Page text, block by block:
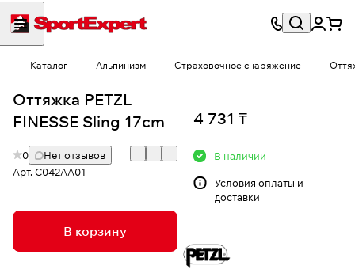
Каталог Альпинизм Страховочное снаряжение
Оттяжка PETZL
FINESSE Sling 17cm
0
Нет отзывов
Арт.C042AA01
В корзину
4 731 ₸
В наличии
Условия оплаты и
доставки